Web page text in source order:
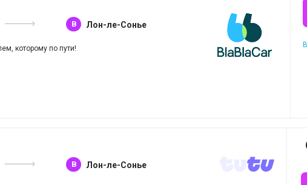
B Лон-ле-Сонье
которому по пути!
B Лон-ле-Сонье